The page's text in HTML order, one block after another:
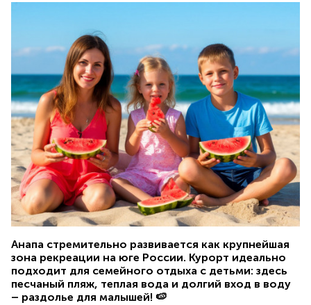
Анапа стремительно развивается как крупнейшая
зона рекреации на юге России. Курорт идеально
подходит для семейного отдыха с детьми: здесь
песчаный пляж, теплая вода и долгий вход в воду
– раздолье для малышей! 🍉